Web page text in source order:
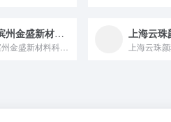
山东滨州金盛新材料科技有限责任公司
山东滨州金盛新材料科技有限责任公司是一家专业研发、生产、销售...